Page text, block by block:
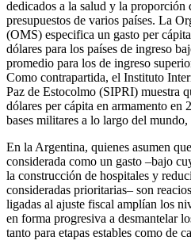
dedicados a la salud y la proporción
presupuestos de varios países. La
(OMS) especifica un gasto per
dólares para los países de ingreso
promedio para los de ingreso
Como contrapartida, el Instituto
Paz de Estocolmo (SIPRI) muestra
dólares per cápita en armamento en
bases militares a lo largo del
En la Argentina, quienes asumen
considerada como un gasto –bajo
la construcción de hospitales y
consideradas prioritarias– son
ligadas al ajuste fiscal amplían los
en forma progresiva a desmantelar
tanto para etapas estables como de